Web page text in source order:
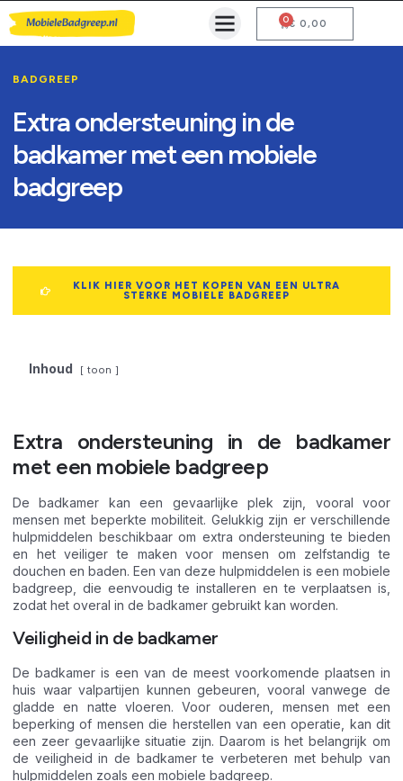
€ 0,00
0
BADGREEP
Extra ondersteuning in de
badkamer met een mobiele
badgreep
KLIK HIER VOOR HET KOPEN VAN EEN ULTRA
STERKE MOBIELE BADGREEP
Inhoud toon
Extra ondersteuning in de badkamer
met een mobiele badgreep
De badkamer kan een gevaarlijke plek zijn, vooral voor
mensen met beperkte mobiliteit. Gelukkig zijn er verschillende
hulpmiddelen beschikbaar om extra ondersteuning te bieden
en het veiliger te maken voor mensen om zelfstandig te
douchen en baden. Een van deze hulpmiddelen is een mobiele
badgreep, die eenvoudig te installeren en te verplaatsen is,
zodat het overal in de badkamer gebruikt kan worden.
Veiligheid in de badkamer
De badkamer is een van de meest voorkomende plaatsen in
huis waar valpartijen kunnen gebeuren, vooral vanwege de
gladde en natte vloeren. Voor ouderen, mensen met een
beperking of mensen die herstellen van een operatie, kan dit
een zeer gevaarlijke situatie zijn. Daarom is het belangrijk om
de veiligheid in de badkamer te verbeteren met behulp van
hulpmiddelen zoals een mobiele badgreep.